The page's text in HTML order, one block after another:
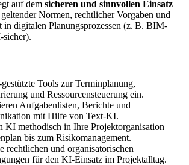
auf dem sicheren und sinnvollen Einsatz
Normen, rechtlicher Vorgaben und
in digitalen Planungsprozessen (z. B. BIM-
Tools zur Terminplanung,
und Ressourcensteuerung ein.
Aufgabenlisten, Berichte und
mit Hilfe von Text-KI.
KI methodisch in Ihre Projektorganisation –
bis zum Risikomanagement.
rechtlichen und organisatorischen
für den KI-Einsatz im Projektalltag.